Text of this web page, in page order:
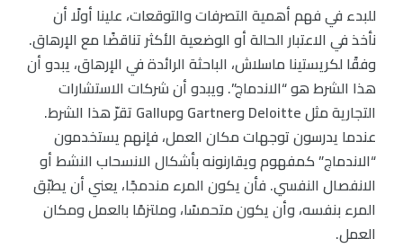
للبدء في فهم أهمية التصرفات والتوقعات، علينا أولًا أن
نأخذ في الاعتبار الحالة أو الوضعية الأكثر تناقضًا مع الإرهاق.
وفقًا لكريستينا ماسلاش، الباحثة الرائدة في الإرهاق، يبدو أن
هذا الشرط هو “الاندماج”. ويبدو أن شركات الاستشارات
التجارية مثل Deloitte وGartner وGallup تقرّ هذا الشرط.
عندما يدرسون توجهات مكان العمل، فإنهم يستخدمون
“الاندماج” كمفهوم ويقارنونه بأشكال الانسحاب النشط أو
الانفصال النفسي. فأن يكون المرء مندمجًا، يعني أن يطبّق
المرء بنفسه، وأن يكون متحمسًا، وملتزمًا بالعمل ومكان
العمل.